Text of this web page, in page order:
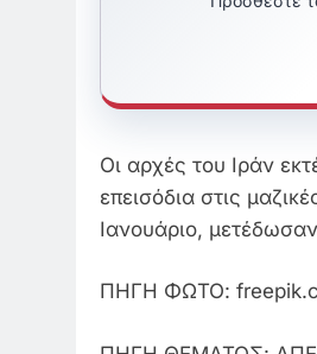
Οι αρχές του Ιράν
επεισόδια στις
Ιανουάριο,
ΠΗΓΗ ΦΩΤΟ: